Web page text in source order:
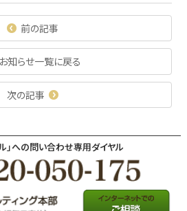
前の記事
お知らせ一覧に戻る
次の記事
」への問い合わせ専用ダイヤル